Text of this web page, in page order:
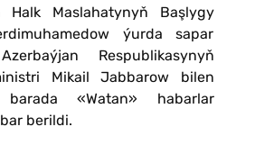
Halk Maslahatynyň Başlygy
ýurda sapar
Respublikasynyň
Mikail Jabbarow bilen
«Watan» habarlar
berildi.